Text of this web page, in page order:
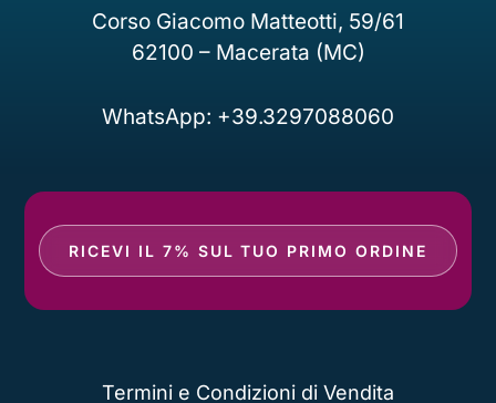
Corso Giacomo Matteotti, 59/61
62100 – Macerata (MC)
WhatsApp: +39.3297088060
RICEVI IL 7% SUL TUO PRIMO ORDINE
Termini e Condizioni di Vendita